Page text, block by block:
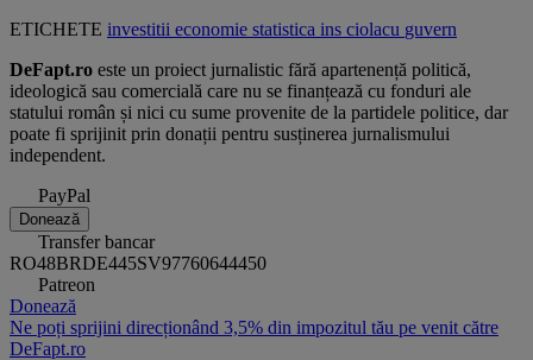
ETICHETE investitii economie statistica ins ciolacu guvern
DeFapt.ro este un proiect jurnalistic fără apartenență politică,
ideologică sau comercială care nu se finanțează cu fonduri ale
statului român și nici cu sume provenite de la partidele politice, dar
poate fi sprijinit prin donații pentru susținerea jurnalismului
independent.
PayPal
Donează
Transfer bancar
RO48BRDE445SV97760644450
Patreon
Donează
Ne poți sprijini direcționând 3,5% din impozitul tău pe venit către
DeFapt.ro